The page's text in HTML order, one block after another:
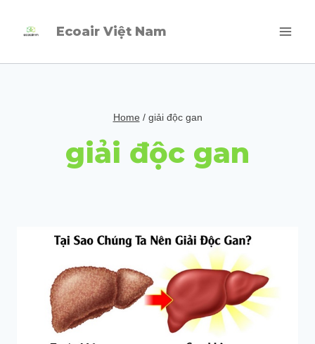
Ecoair Việt Nam
Home / giải độc gan
giải độc gan